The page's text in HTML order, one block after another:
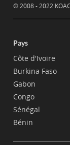
© 2008 - 2022
Pays
Côte d'Ivoire
Burkina Faso
Gabon
Congo
Sénégal
Bénin